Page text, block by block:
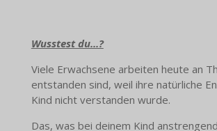
Wusstest du...?
Viele Erwachsene arbeiten heute an
entstanden sind, weil ihre natürliche
Kind nicht verstanden wurde.
Das, was bei deinem Kind